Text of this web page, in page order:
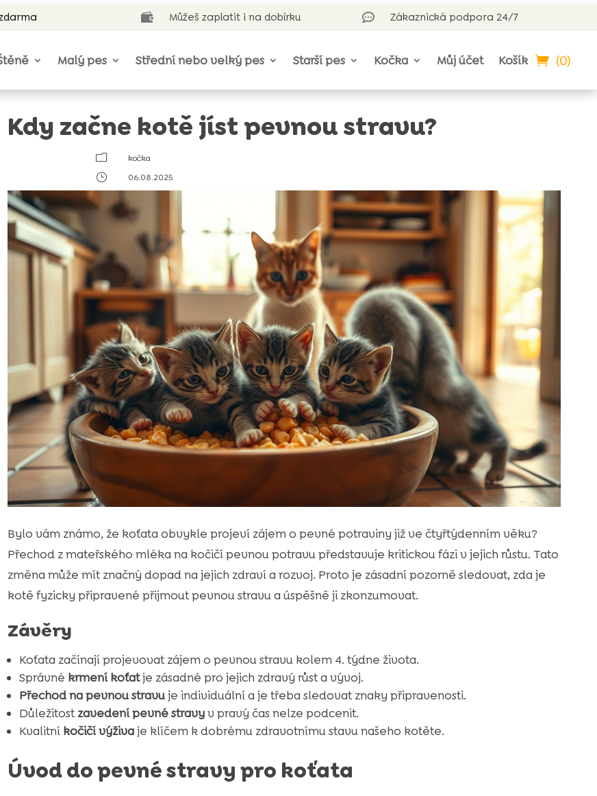
 Můžeš zaplatit i na dobírku  Zákaznická podpora 24/7
Malý pes Střední nebo velký pes Starší pes Kočka Můj účet Košík (0)
Kdy začne kotě jíst pevnou stravu?
m
kočka
}
06.08.2025
Bylo vám známo, že koťata obvykle projeví zájem o pevné potraviny již ve čtyřtýdenním věku?
Přechod z mateřského mléka na kočičí pevnou potravu představuje kritickou fázi v jejich růstu. Tato
změna může mít značný dopad na jejich zdraví a rozvoj. Proto je zásadní pozorně sledovat, zda je
kotě fyzicky připravené přijmout pevnou stravu a úspěšně ji zkonzumovat.
Závěry
Koťata začínají projevovat zájem o pevnou stravu kolem 4. týdne života.
Správné krmení koťatje zásadné pro jejich zdravý růst a vývoj.
Přechod na pevnou stravuje individuální a je třeba sledovat znaky připravenosti.
Důležitost zavedení pevné stravyv pravý čas nelze podcenit.
Kvalitní kočičí výživaje klíčem k dobrému zdravotnímu stavu našeho kotěte.
Úvod do pevné stravy pro koťata